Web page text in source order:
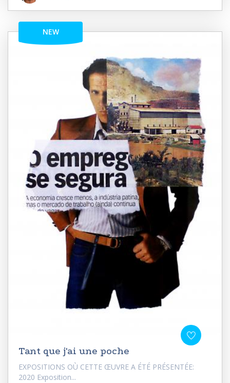
NEW
Tant que j'ai une poche
EXPOSITIONS OÙ CETTE ŒUVRE A ÉTÉ PRÉSENTÉE:
2020 Exposition...